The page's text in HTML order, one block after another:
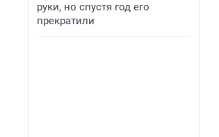
руки, но спустя год его
прекратили